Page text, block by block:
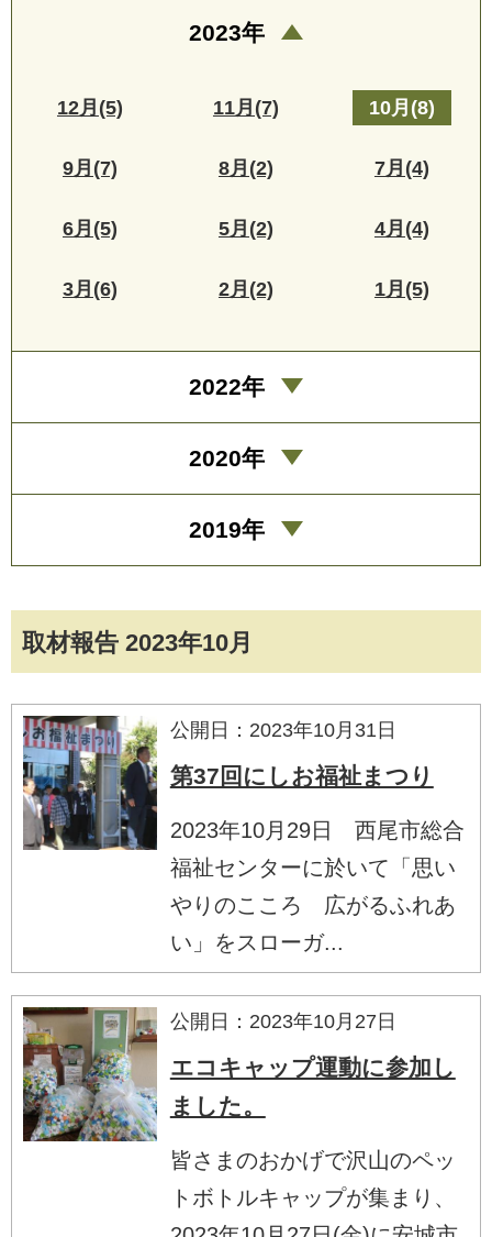
取材報告 2023年10月
公開日：2023年10月31日
第37回にしお福祉まつり
2023年10月29日 西尾市総合
福祉センターに於いて「思い
やりのこころ 広がるふれあ
い」をスローガ...
公開日：2023年10月27日
エコキャップ運動に参加し
ました。
皆さまのおかげで沢山のペッ
トボトルキャップが集まり、
2023年
12月(5) 11月(7) 10月(8)
9月(7) 8月(2) 7月(4)
6月(5) 5月(2) 4月(4)
3月(6) 2月(2) 1月(5)
2022年
2020年
2019年